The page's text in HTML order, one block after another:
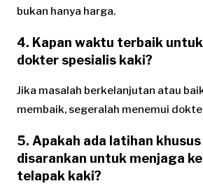
bukan hanya harga.
4. Kapan waktu terbaik
dokter spesialis kaki?
Jika masalah berkelanjutan atau
membaik, segeralah menemui
5. Apakah ada latihan
disarankan untuk menjaga
telapak kaki?